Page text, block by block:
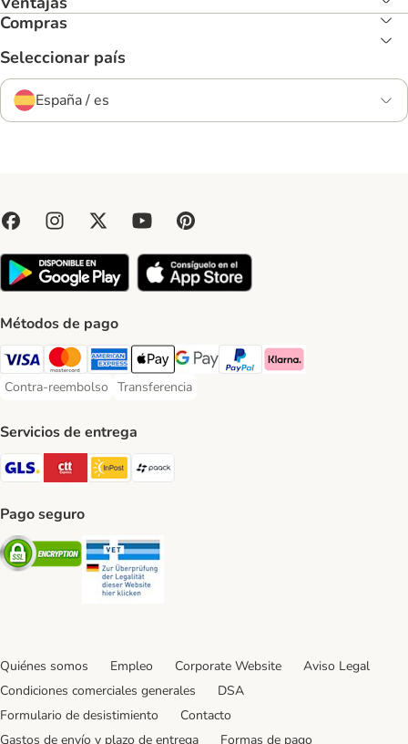
Compras
Seleccionar país
España / es
Métodos de pago
Visa Payment Method
Mastercard Payment Method
American Express Payment Method
Apple Pay Payment Method
Google Pay Payment Method
PayPal Payment Method
Klarna Payment Method
Contra-reembolso
Contra-reembolso Payment Method
Transferencia
Transferencia Payment Method
Servicios de entrega
GLS Shipping Method
CTTExpress Shipping Method
InPost Shipping Method
paack Shipping Method
Pago seguro
Security
Quiénes somos Empleo Corporate Website
Aviso Legal
Condiciones comerciales generales
DSA
Formulario de desistimiento
Contacto
Gastos de envío y plazo de entrega
Formas de pago